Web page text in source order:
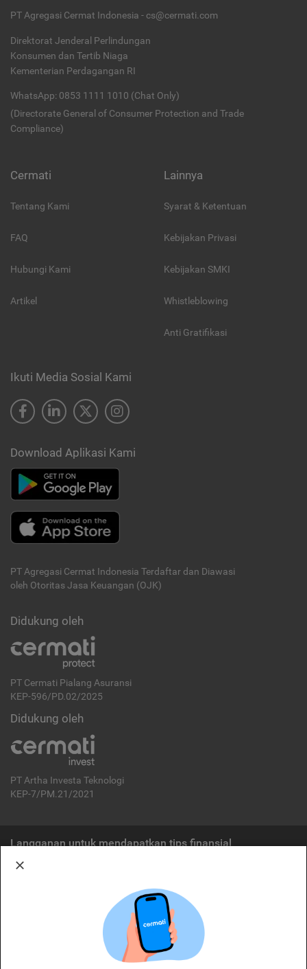
PT Agregasi Cermat Indonesia - cs@cermati.com
Direktorat Jenderal Perlindungan
Konsumen dan Tertib Niaga
Kementerian Perdagangan RI
WhatsApp: 0853 1111 1010 (Chat Only)
(Directorate General of Consumer Protection and Trade
Compliance)
Cermati
Tentang Kami
FAQ
Hubungi Kami
Artikel
Lainnya
Syarat & Ketentuan
Kebijakan Privasi
Kebijakan SMKI
Whistleblowing
Anti Gratifikasi
Ikuti Media Sosial Kami
Download Aplikasi Kami
PT Agregasi Cermat Indonesia Terdaftar dan Diawasi
oleh Otoritas Jasa Keuangan (OJK)
Didukung oleh
PT Cermati Pialang Asuransi
KEP-596/PD.02/2025
Didukung oleh
PT Artha Investa Teknologi
KEP-7/PM.21/2021
Langganan untuk mendapatkan tips finansial
Cermati merupakan penyelenggara agregasi jasa keuangan yang terdaftar di
OJK. Oleh karena itu, produk dan/atau layanan jasa keuangan yang
ditawarkan bukan merupakan produk dan/atau layanan jasa keuangan yang
diterbitkan oleh Cermati dan Cermati tidak bertanggung jawab atas tuntutan